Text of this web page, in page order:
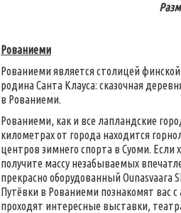
Рованиеми
Рованиеми является столицей
родина Санта Клауса: сказочная
в Рованиеми.
Рованиеми, как и все лапландские
километрах от города находится
центров зимнего спорта в Суоми. Если
получите массу незабываемых
прекрасно оборудованный
Путёвки в Рованиеми познакомят вас
проходят интересные выставки,